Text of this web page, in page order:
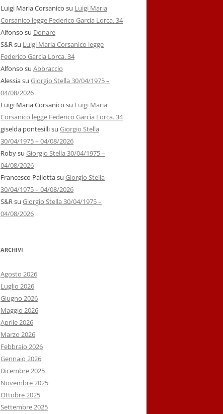
Luigi Maria Corsanico su Luigi Maria
Corsanico legge Federico Garcìa Lorca. 34
Alfonso su Donare
S&Rsu Luigi Maria Corsanico legge
Federico Garcìa Lorca. 34
Alfonso su Abbraccio
Alessiasu Giorgio Stella 30/04/1975 –
04/08/2026
Luigi Maria Corsanico su Luigi Maria
Corsanico legge Federico Garcìa Lorca. 34
giselda pontesillisu Giorgio Stella
30/04/1975 – 04/08/2026
Robysu Giorgio Stella 30/04/1975 –
04/08/2026
Francesco Pallottasu Giorgio Stella
30/04/1975 – 04/08/2026
S&Rsu Giorgio Stella 30/04/1975 –
04/08/2026
ARCHIVI
Agosto 2026
Luglio 2026
Giugno 2026
Maggio 2026
Aprile 2026
Marzo 2026
Febbraio 2026
Gennaio 2026
Dicembre 2025
Novembre 2025
Ottobre 2025
Settembre 2025